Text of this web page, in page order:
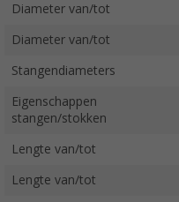
Diameter van/tot
Diameter van/tot
Stangendiameters
Eigenschappen
stangen/stokken
Lengte van/tot
Lengte van/tot